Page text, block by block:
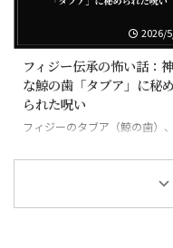
2026/
フィジー伝承の怖い話：
な鯨の歯「タブア」に秘め
られた呪い
フィジーのタブア（鯨の歯）